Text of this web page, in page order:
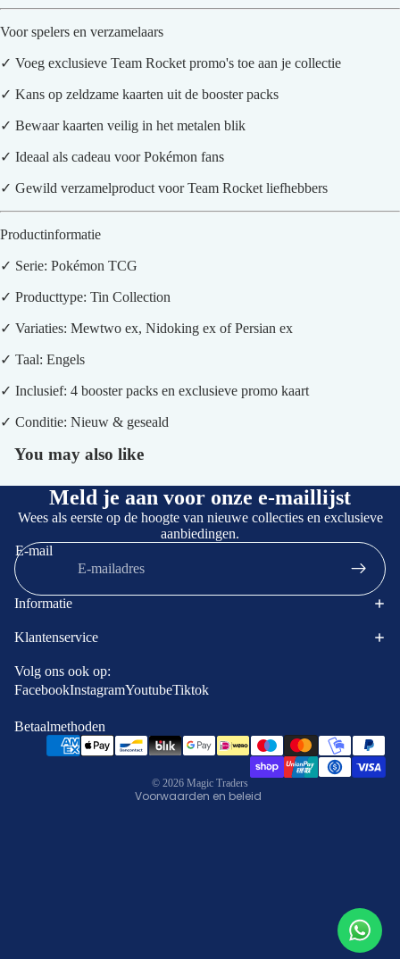
Voor spelers en verzamelaars
✓ Voeg exclusieve Team Rocket promo's toe aan je collectie
✓ Kans op zeldzame kaarten uit de booster packs
✓ Bewaar kaarten veilig in het metalen blik
✓ Ideaal als cadeau voor Pokémon fans
✓ Gewild verzamelproduct voor Team Rocket liefhebbers
Productinformatie
✓ Serie: Pokémon TCG
✓ Producttype: Tin Collection
✓ Variaties: Mewtwo ex, Nidoking ex of Persian ex
✓ Taal: Engels
✓ Inclusief: 4 booster packs en exclusieve promo kaart
✓ Conditie: Nieuw & geseald
You may also like
Meld je aan voor onze e-maillijst
Wees als eerste op de hoogte van nieuwe collecties en exclusieve
aanbiedingen.
E-mail
Informatie
Klantenservice
Volg ons ook op:
FacebookInstagramYoutubeTiktok
Betaalmethoden
© 2026 Magic Traders
Voorwaarden en beleid
Terugbetalingsbeleid
Contactgegevens
Privacybeleid
Verzendbeleid